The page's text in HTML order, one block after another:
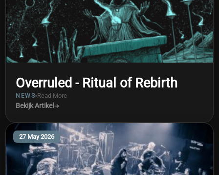
Overruled - Ritual of Rebirth
NEWS Read More
Bekijk Artikel
27 May 2026